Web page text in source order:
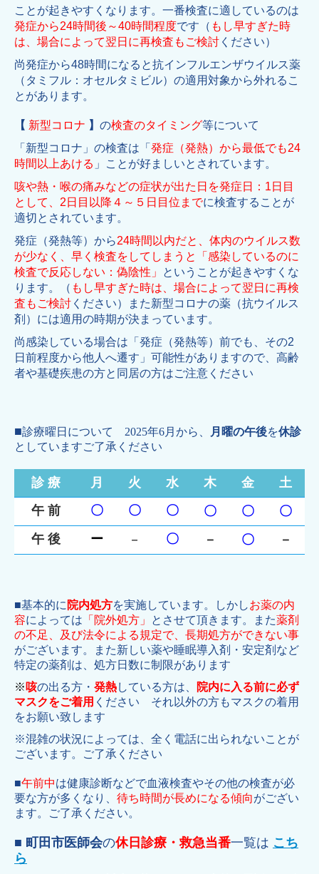
ことが起きやすくなります。一番検査に適しているのは
発症から24時間後～40時間程度です（ もし早すぎた時
は、場合によって翌日に再検査もご検討 ください）
尚発症から48時間になると抗インフルエンザウイルス薬
（タミフル：オセルタミビル）の適用対象から外れるこ
とがあります。
【 新型コロナ 】 の検査のタイミング等について
「新型コロナ」の検査は「 発症（発熱）から最低でも24
時間以上あける 」ことが好ましいとされています。
咳や熱・喉の痛みなどの症状が出た日を発症日：1日目
として、2日目以降４～５日目位までに検査することが
適切とされています。
発症（発熱等）から24時間以内だと、体内のウイルス数
が少なく、 早く検査をしてしまうと「感染しているのに
検査で反応しない：偽陰性」
ということが起きやすくな
ります。
（ もし早すぎた時は、場合によって翌日に再検
査もご検討 ください）また新型コロナの薬（抗ウイルス
剤）には適用の時期が決まっています。
尚感染している場合は「発症（発熱等）前でも、その2
日前程度から他人へ遷す」可能性がありますので、高齢
者や基礎疾患の方と同居の方はご注意ください
■診療曜日 について 2025年6月から、 月曜の午後を休診
としていますご了承ください
診 療 月 火 水 木 金 土
午 前 〇 〇 〇 〇 〇 〇
午 後 ー － 〇 － 〇 －
■基本的に 院内処方を実施しています。しかしお薬の内
容によっては 「院外処方」 とさせて頂きます。また薬剤
の不足、及び法令による規定で、長期処方ができない事
がございます。また新しい薬や睡眠導入剤・安定剤など
特定の薬剤は、処方日数に制限があります
※ 咳の出る方・ 発熱している方は、
院内に入る前に必ず
マスクをご着用 ください それ以外の方もマスクの着用
をお願い致します
※混雑の状況によっては、全く電話に出られないことが
ございます。ご了承ください
■午前中は健康診断などで血液検査やその他の検査が必
要な方が多くなり、 待ち時間が長めになる傾向がござい
ます。ご了承ください。
■ 町田市医師会の休日診療・救急当番一覧は こち
ら